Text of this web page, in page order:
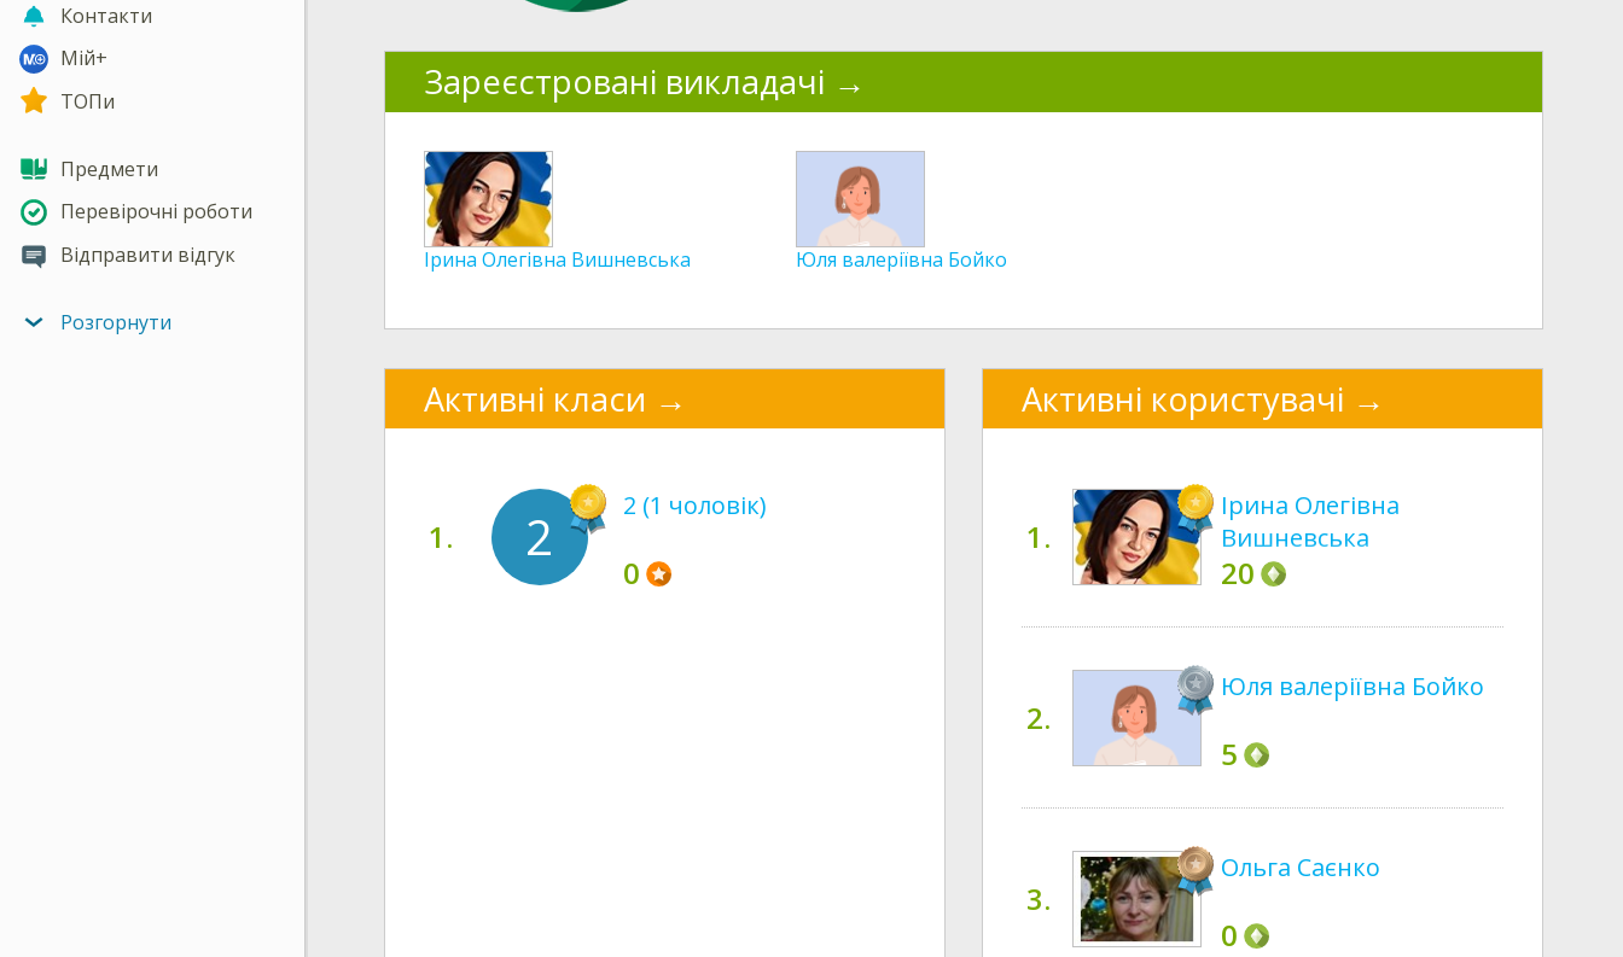
Контакти
Мій+
ТОПи
Предмети
Перевірочні роботи
Відправити відгук
Розгорнути
Зареєстровані викладачі
Ірина Олегівна Вишневська Юля валеріївна Бойко
Активні класи
1. 2 2 (1 чоловік)
0
Активні користувачі
1.
Ірина Олегівна
Вишневська
20
2.
Юля валеріївна Бойко
5
3.
Ольга Саєнко
0